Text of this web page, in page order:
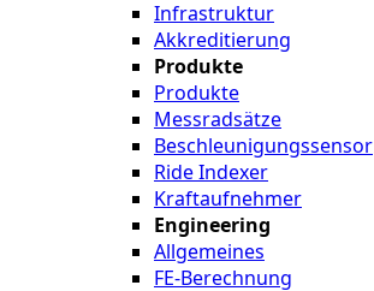
Infrastruktur
Akkreditierung
Produkte
Produkte
Messradsätze
Beschleunigungssensor
Ride Indexer
Kraftaufnehmer
Engineering
Allgemeines
FE-Berechnung